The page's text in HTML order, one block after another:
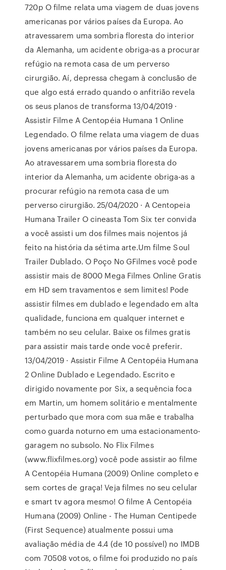
720p O filme relata uma viagem de duas jovens
americanas por vários países da Europa. Ao
atravessarem uma sombria floresta do interior
da Alemanha, um acidente obriga-as a procurar
refúgio na remota casa de um perverso
cirurgião. Aí, depressa chegam à conclusão de
que algo está errado quando o anfitrião revela
os seus planos de transforma 13/04/2019 ·
Assistir Filme A Centopéia Humana 1 Online
Legendado. O filme relata uma viagem de duas
jovens americanas por vários países da Europa.
Ao atravessarem uma sombria floresta do
interior da Alemanha, um acidente obriga-as a
procurar refúgio na remota casa de um
perverso cirurgião. 25/04/2020 · A Centopeia
Humana Trailer O cineasta Tom Six ter convida
a você assisti um dos filmes mais nojentos já
feito na história da sétima arte.Um filme Soul
Trailer Dublado. O Poço No GFilmes você pode
assistir mais de 8000 Mega Filmes Online Gratis
em HD sem travamentos e sem limites! Pode
assistir filmes em dublado e legendado em alta
qualidade, funciona em qualquer internet e
também no seu celular. Baixe os filmes gratis
para assistir mais tarde onde você preferir.
13/04/2019 · Assistir Filme A Centopéia Humana
2 Online Dublado e Legendado. Escrito e
dirigido novamente por Six, a sequência foca
em Martin, um homem solitário e mentalmente
perturbado que mora com sua mãe e trabalha
como guarda noturno em uma estacionamento-
garagem no subsolo. No Flix Filmes
(www.flixfilmes.org) você pode assistir ao filme
A Centopéia Humana (2009) Online completo e
sem cortes de graça! Veja filmes no seu celular
e smart tv agora mesmo! O filme A Centopéia
Humana (2009) Online - The Human Centipede
(First Sequence) atualmente possui uma
avaliação média de 4.4 (de 10 possível) no IMDB
com 70508 votos, o filme foi produzido no país